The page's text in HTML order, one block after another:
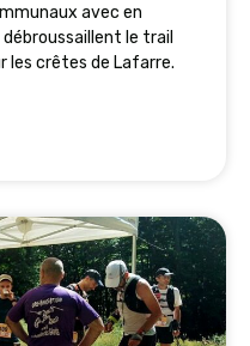
avec en
le trail
les crêtes de Lafarre.